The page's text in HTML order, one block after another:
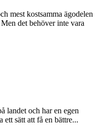
mest kostsamma ägodelen
det behöver inte vara
landet och har en egen
sätt att få en bättre...